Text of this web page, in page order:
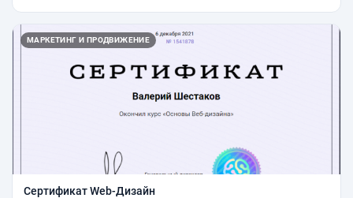
МАРКЕТИНГ И ПРОДВИЖЕНИЕ
Сертификат Web-Дизайн